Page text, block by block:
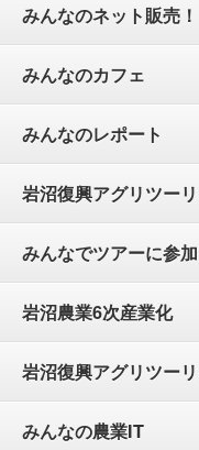
みんなのネット販売！
みんなのカフェ
みんなのレポート
岩沼復興アグリツー
みんなでツアーに参加
岩沼農業6次産業化
岩沼復興アグリツー
みんなの農業IT